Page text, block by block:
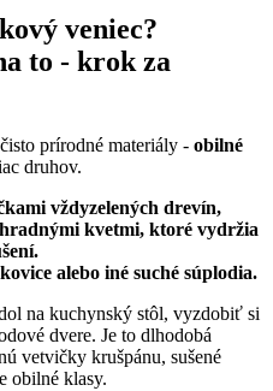
veniec?
to - krok za
prírodné materiály - obilné
druhov.
vždyzelených drevín,
kvetmi, ktoré vydržia
alebo iné suché súplodia.
na kuchynský stôl, vyzdobiť si
dvere. Je to dlhodobá
vetvičky krušpánu, sušené
obilné klasy.